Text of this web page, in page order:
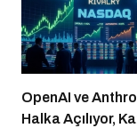
OpenAI ve
Halka Açılıyor,